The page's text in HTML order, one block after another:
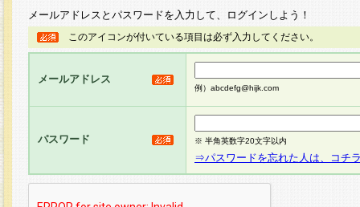
メールアドレスとパスワードを入力して、ログインしよう！
このアイコンが付いている項目は必ず入力してください。
メールアドレス
例）abcdefg@hijk.com
パスワード ※ 半角英数字20文字以内
⇒パスワードを忘れた人は、コチ